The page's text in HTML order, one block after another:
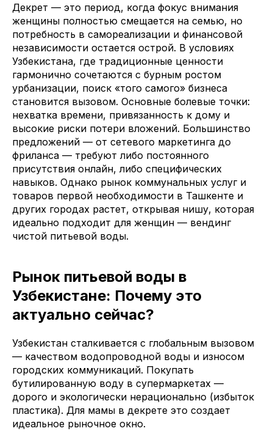
Декрет — это период, когда фокус внимания
женщины полностью смещается на семью, но
потребность в самореализации и финансовой
независимости остается острой. В условиях
Узбекистана, где традиционные ценности
гармонично сочетаются с бурным ростом
урбанизации, поиск «того самого» бизнеса
становится вызовом. Основные болевые точки:
нехватка времени, привязанность к дому и
высокие риски потери вложений. Большинство
предложений — от сетевого маркетинга до
фриланса — требуют либо постоянного
присутствия онлайн, либо специфических
навыков. Однако рынок коммунальных услуг и
товаров первой необходимости в Ташкенте и
других городах растет, открывая нишу, которая
идеально подходит для женщин — вендинг
чистой питьевой воды.
Рынок питьевой воды в
Узбекистане: Почему это
актуально сейчас?
Узбекистан сталкивается с глобальным вызовом
— качеством водопроводной воды и износом
городских коммуникаций. Покупать
бутилированную воду в супермаркетах —
дорого и экологически нерационально (избыток
пластика). Для мамы в декрете это создает
идеальное рыночное окно.